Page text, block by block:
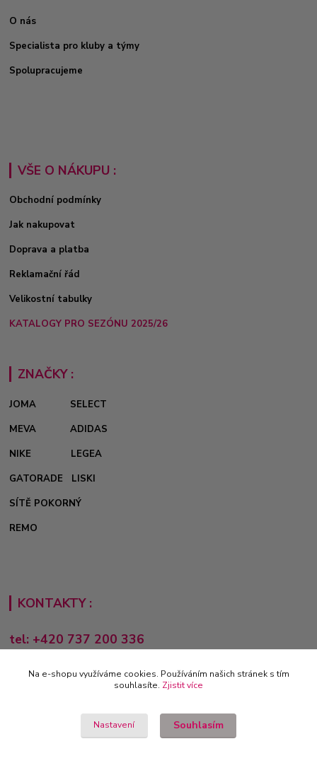
O nás
Specialista pro kluby a týmy
Spolupracujeme
VŠE O NÁKUPU :
Obchodní podmínky
Jak nakupovat
Doprava a platba
Reklamační řád
Velikostní tabulky
KATALOGY PRO SEZÓNU 2025/26
ZNAČKY :
JOMA
SELECT
MEVA
ADIDAS
NIKE
LEGEA
GATORADE
LISKI
SÍTĚ POKORNÝ
REMO
KONTAKTY :
tel: +420 737 200 336
Pondělí-Pátek: 8 - 17 hodin
obchod@e-sporting.cz
Na e-shopu využíváme cookies. Používáním našich stránek s tím
souhlasíte. Zjistit více
Nastavení Souhlasím